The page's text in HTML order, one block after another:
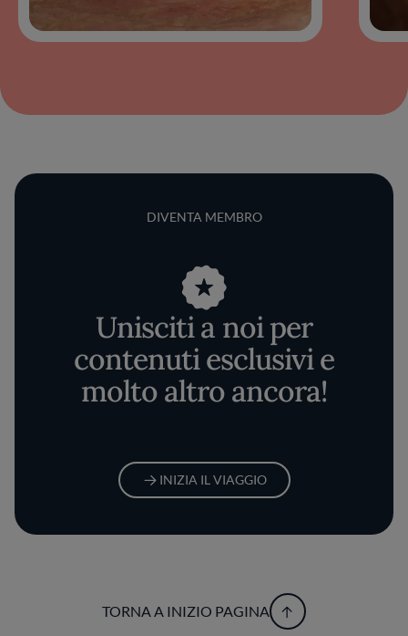
DIVENTA MEMBRO
Unisciti a noi per
contenuti esclusivi e
molto altro ancora!
INIZIA IL VIAGGIO
TORNA A INIZIO PAGINA